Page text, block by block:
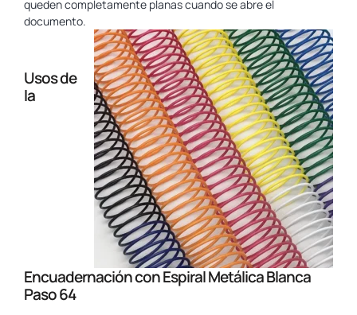
queden completamente planas cuando se abre el
documento.
Usos de
la
Encuadernación con Espiral Metálica Blanca
Paso 64